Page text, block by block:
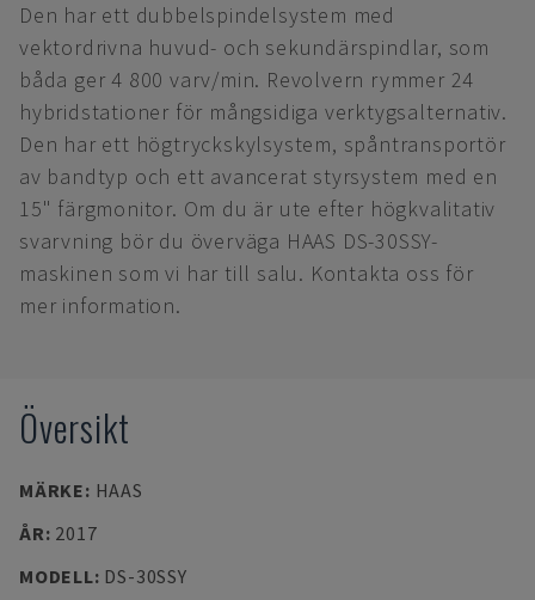
Den har ett dubbelspindelsystem med
vektordrivna huvud- och sekundärspindlar, som
båda ger 4 800 varv/min. Revolvern rymmer 24
hybridstationer för mångsidiga verktygsalternativ.
Den har ett högtryckskylsystem, spåntransportör
av bandtyp och ett avancerat styrsystem med en
15" färgmonitor. Om du är ute efter högkvalitativ
svarvning bör du överväga HAAS DS-30SSY-
maskinen som vi har till salu. Kontakta oss för
mer information.
Översikt
MÄRKE: HAAS
ÅR: 2017
MODELL: DS-30SSY